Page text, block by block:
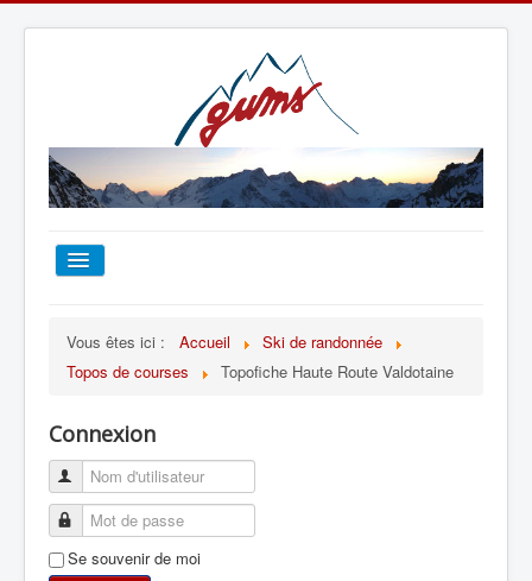
TOUT SUR LE GUMS
ESCALADE
ALPINISME
SKI DE RANDONNÉE
Vous êtes ici : Accueil
Ski de randonnée
Topos de courses
Topofiche Haute Route Valdotaine
Connexion
Se souvenir de moi